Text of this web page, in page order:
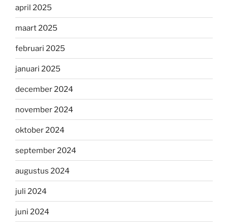
april 2025
maart 2025
februari 2025
januari 2025
december 2024
november 2024
oktober 2024
september 2024
augustus 2024
juli 2024
juni 2024